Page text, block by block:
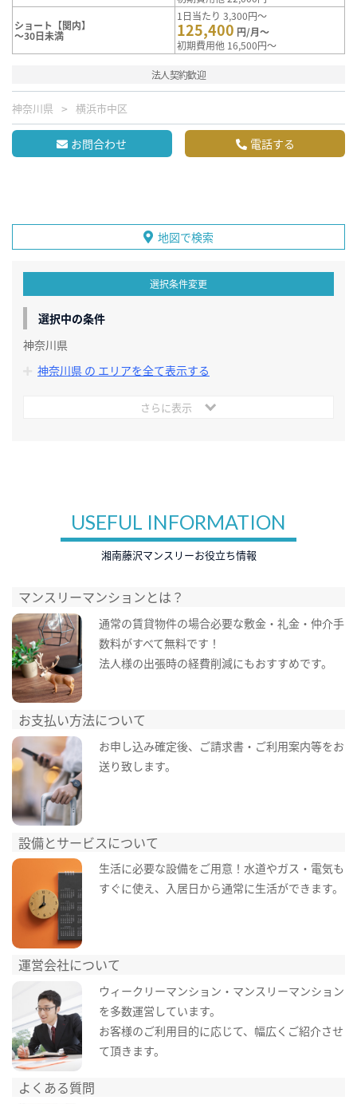
ショート【関内】
～30日未満
1日当たり 3,300円～
125,400 円/月～
初期費用他 16,500円～
法人契約歓迎
神奈川県 横浜市中区
お問合わせ 電話する
地図で検索
選択条件変更
選択中の条件
神奈川県
神奈川県 の エリアを全て表示する
さらに表示
USEFUL INFORMATION
湘南藤沢マンスリーお役立ち情報
マンスリーマンションとは？
通常の賃貸物件の場合必要な敷金・礼金・仲介手
数料がすべて無料です！
法人様の出張時の経費削減にもおすすめです。
お支払い方法について
お申し込み確定後、ご請求書・ご利用案内等をお
送り致します。
設備とサービスについて
生活に必要な設備をご用意！水道やガス・電気も
すぐに使え、入居日から通常に生活ができます。
運営会社について
ウィークリーマンション・マンスリーマンション
を多数運営しています。
お客様のご利用目的に応じて、幅広くご紹介させ
て頂きます。
よくある質問